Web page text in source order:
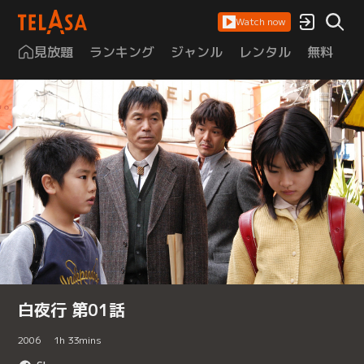
Watch now
見放題 ランキング ジャンル レンタル 無料
白夜行 第01話
2006 1h 33mins